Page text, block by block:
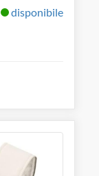
disponibile